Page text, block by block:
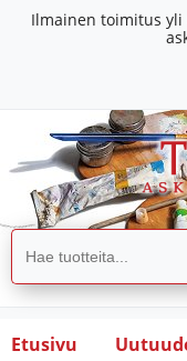
Ilmainen toimitus yli
Etusivu